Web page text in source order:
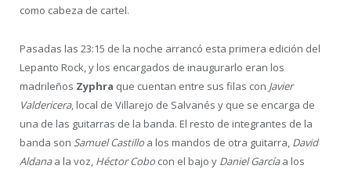
como cabeza de cartel.
Pasadas las 23:15 de la noche arrancó esta primera edición del
Lepanto Rock, y los encargados de inaugurarlo eran los
madrileños Zyphra que cuentan entre sus filas con Javier
Valdericera, local de Villarejo de Salvanés y que se encarga de
una de las guitarras de la banda. El resto de integrantes de la
banda son Samuel Castillo a los mandos de otra guitarra, David
Aldanaa la voz, Héctor Cobo con el bajo y Daniel Garcíaa los